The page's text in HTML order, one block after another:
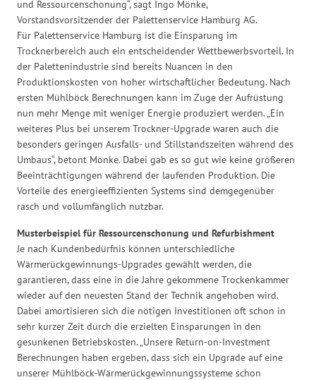
und Ressourcenschonung“, sagt Ingo Mönke,
Vorstandsvorsitzender der Palettenservice Hamburg AG.
Für Palettenservice Hamburg ist die Einsparung im
Trocknerbereich auch ein entscheidender Wettbewerbsvorteil. In
der Palettenindustrie sind bereits Nuancen in den
Produktionskosten von hoher wirtschaftlicher Bedeutung. Nach
ersten Mühlböck Berechnungen kann im Zuge der Aufrüstung
nun mehr Menge mit weniger Energie produziert werden. „Ein
weiteres Plus bei unserem Trockner-Upgrade waren auch die
besonders geringen Ausfalls- und Stillstandszeiten während des
Umbaus“, betont Mönke. Dabei gab es so gut wie keine größeren
Beeinträchtigungen während der laufenden Produktion. Die
Vorteile des energieeffizienten Systems sind demgegenüber
rasch und vollumfänglich nutzbar.
Musterbeispiel für Ressourcenschonung und Refurbishment
Je nach Kundenbedürfnis können unterschiedliche
Wärmerückgewinnungs-Upgrades gewählt werden, die
garantieren, dass eine in die Jahre gekommene Trockenkammer
wieder auf den neuesten Stand der Technik angehoben wird.
Dabei amortisieren sich die nötigen Investitionen oft schon in
sehr kurzer Zeit durch die erzielten Einsparungen in den
gesunkenen Betriebskosten. „Unsere Return-on-Investment
Berechnungen haben ergeben, dass sich ein Upgrade auf eine
unserer Mühlböck-Wärmerückgewinnungssysteme schon